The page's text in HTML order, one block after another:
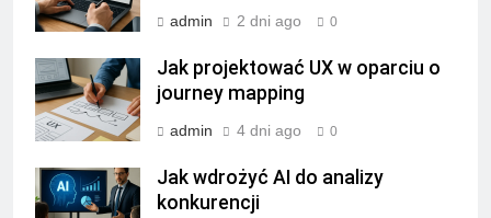
admin 2 dni ago 0
Jak projektować UX w oparciu o
journey mapping
admin 4 dni ago 0
Jak wdrożyć AI do analizy
konkurencji